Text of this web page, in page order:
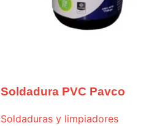
Soldadura PVC Pavco
Soldaduras y limpiadores